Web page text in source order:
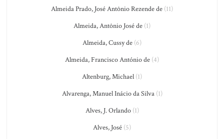
Almeida Prado, José Antônio Rezende de (11)
Almeida, Antônio José de (1)
Almeida, Cussy de (6)
Almeida, Francisco António de (4)
Altenburg, Michael (1)
Alvarenga, Manuel Inácio da Silva(1)
Alves, J. Orlando(1)
Alves, José (5)